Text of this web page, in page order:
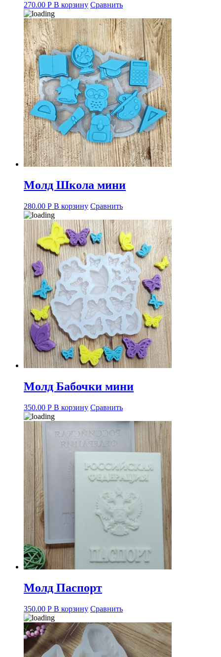
270.00 Р В корзину Сравнить
Молд Школа мини
280.00 Р В корзину Сравнить
Молд Бабочки мини
350.00 Р В корзину Сравнить
Молд Паспорт
350.00 Р В корзину Сравнить